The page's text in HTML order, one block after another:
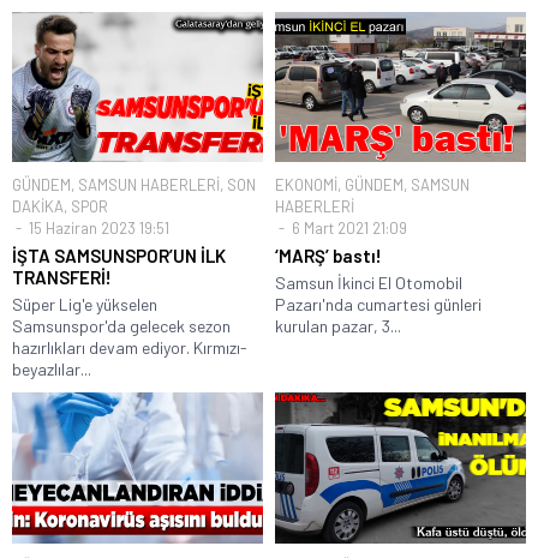
GÜNDEM, SAMSUN HABERLERİ, SON
DAKİKA, SPOR
15 Haziran 2023 19:51
İŞTA SAMSUNSPOR’UN İLK
TRANSFERİ!
Süper Lig'e yükselen
Samsunspor'da gelecek sezon
hazırlıkları devam ediyor. Kırmızı-
beyazlılar...
EKONOMİ, GÜNDEM, SAMSUN
HABERLERİ
6 Mart 2021 21:09
‘MARŞ’ bastı!
Samsun İkinci El Otomobil
Pazarı'nda cumartesi günleri
kurulan pazar, 3...